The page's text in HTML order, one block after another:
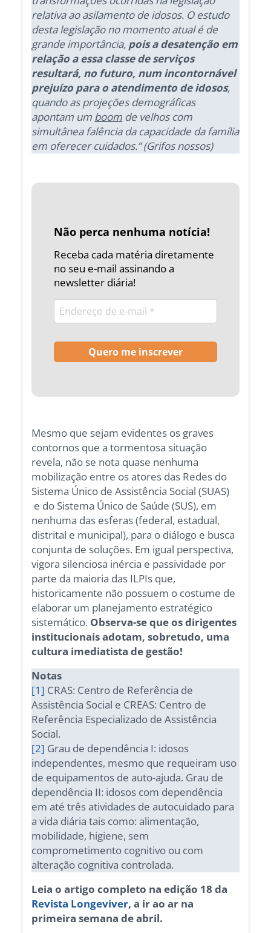
relativa ao asilamento de idosos. O estudo
desta legislação no momento atual é de
grande importância, pois a desatenção em
relação a essa classe de serviços
resultará, no futuro, num incontornável
prejuízo para o atendimento de idosos,
quando as projeções demográficas
apontam um boom de velhos com
simultânea falência da capacidade da família
em oferecer cuidados.” (Grifos nossos)
Não perca nenhuma notícia!
Receba cada matéria diretamente
no seu e-mail assinando a
newsletter diária!
Mesmo que sejam evidentes os graves
contornos que a tormentosa situação
revela, não se nota quase nenhuma
mobilização entre os atores das Redes do
Sistema Único de Assistência Social (SUAS)
e do Sistema Único de Saúde (SUS), em
nenhuma das esferas (federal, estadual,
distrital e municipal), para o diálogo e busca
conjunta de soluções. Em igual perspectiva,
vigora silenciosa inércia e passividade por
parte da maioria das ILPIs que,
historicamente não possuem o costume de
elaborar um planejamento estratégico
sistemático. Observa-se que os dirigentes
institucionais adotam, sobretudo, uma
cultura imediatista de gestão!
Notas
[1] CRAS: Centro de Referência de
Assistência Social e CREAS: Centro de
Referência Especializado de Assistência
Social.
[2] Grau de dependência I: idosos
independentes, mesmo que requeiram uso
de equipamentos de auto-ajuda. Grau de
dependência II: idosos com dependência
em até três atividades de autocuidado para
a vida diária tais como: alimentação,
mobilidade, higiene, sem
comprometimento cognitivo ou com
alteração cognitiva controlada.
Leia o artigo completo na edição 18 da
Revista Longeviver, a ir ao ar na
primeira semana de abril.